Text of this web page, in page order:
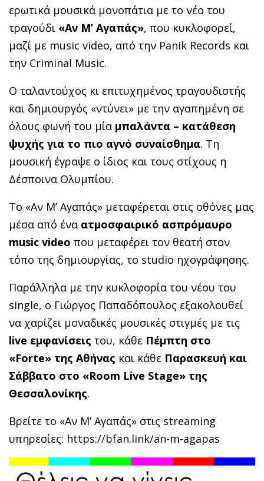
ερωτικά μουσικά μονοπάτια με το νέο του
τραγούδι «Αν Μ’ Αγαπάς», που κυκλοφορεί,
μαζί με music video, από την Panik Records και
την Criminal Music.
Ο ταλαντούχος κι επιτυχημένος τραγουδιστής
και δημιουργός «ντύνει» με την αγαπημένη σε
όλους φωνή του μία μπαλάντα – κατάθεση
ψυχής για το πιο αγνό συναίσθημα. Τη
μουσική έγραψε ο ίδιος και τους στίχους η
Δέσποινα Ολυμπίου.
Το «Αν Μ’ Αγαπάς» μεταφέρεται στις οθόνες μας
μέσα από ένα ατμοσφαιρικό ασπρόμαυρο
music video που μεταφέρει τον θεατή στον
τόπο της δημιουργίας, το studio ηχογράφησης.
Παράλληλα με την κυκλοφορία του νέου του
single, ο Γιώργος Παπαδόπουλος εξακολουθεί
να χαρίζει μοναδικές μουσικές στιγμές με τις
live εμφανίσεις του, κάθε Πέμπτη στο
«Fοrte» της Αθήνας και κάθε Παρασκευή και
Σάββατο στο «Room Live Stage» της
Θεσσαλονίκης.
Βρείτε το «Αν Μ’ Αγαπάς» στις streaming
υπηρεσίες: https://bfan.link/an-m-agapas